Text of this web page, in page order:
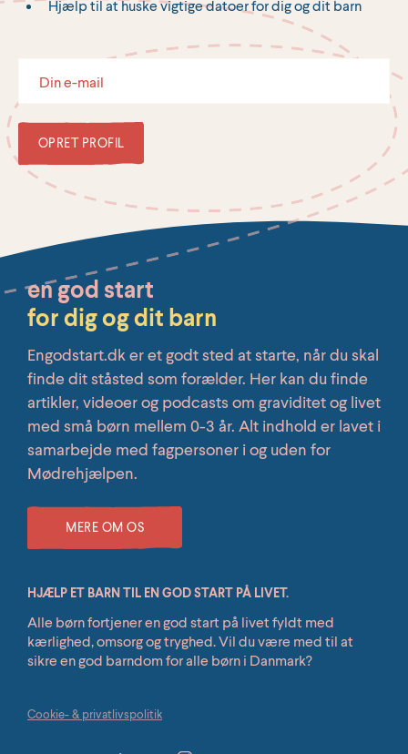
Hjælp til at huske vigtige datoer for dig og dit barn
OPRET PROFIL
en god start
for dig og dit barn
Engodstart.dk er et godt sted at starte, når du skal
finde dit ståsted som forælder. Her kan du finde
artikler, videoer og podcasts om graviditet og livet
med små børn mellem 0-3 år. Alt indhold er lavet i
samarbejde med fagpersoner i og uden for
Mødrehjælpen.
MERE OM OS
HJÆLP ET BARN TIL EN GOD START PÅ LIVET.
Alle børn fortjener en god start på livet fyldt med
kærlighed, omsorg og tryghed. Vil du være med til at
sikre en god barndom for alle børn i Danmark?
Cookie- & privatlivspolitik